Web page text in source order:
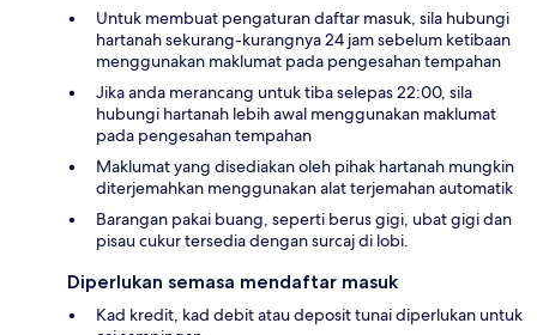
Untuk membuat pengaturan daftar masuk, sila hubungi
hartanah sekurang-kurangnya 24 jam sebelum ketibaan
menggunakan maklumat pada pengesahan tempahan
Jika anda merancang untuk tiba selepas 22:00, sila
hubungi hartanah lebih awal menggunakan maklumat
pada pengesahan tempahan
Maklumat yang disediakan oleh pihak hartanah mungkin
diterjemahkan menggunakan alat terjemahan automatik
Barangan pakai buang, seperti berus gigi, ubat gigi dan
pisau cukur tersedia dengan surcaj di lobi.
Diperlukan semasa mendaftar masuk
Kad kredit, kad debit atau deposit tunai diperlukan untuk